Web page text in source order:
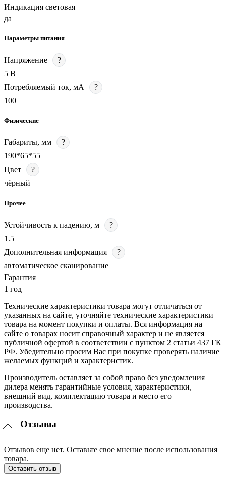
Индикация световая
да
Параметры питания
Напряжение
?
5 В
Потребляемый ток, мА
?
100
Физические
Габариты, мм
?
190*65*55
Цвет
?
чёрный
Прочее
Устойчивость к падению, м
?
1.5
Дополнительная информация
?
автоматическое сканирование
Гарантия
1 год
Технические характеристики товара могут отличаться от
указанных на сайте, уточняйте технические характеристики
товара на момент покупки и оплаты. Вся информация на
сайте о товарах носит справочный характер и не является
публичной офертой в соответствии с пунктом 2 статьи 437 ГК
РФ. Убедительно просим Вас при покупке проверять наличие
желаемых функций и характеристик.
Производитель оставляет за собой право без уведомления
дилера менять гарантийные условия, характеристики,
внешний вид, комплектацию товара и место его
производства.
Отзывы
Отзывов еще нет. Оставьте свое мнение после использования
товара.
Оставить отзыв